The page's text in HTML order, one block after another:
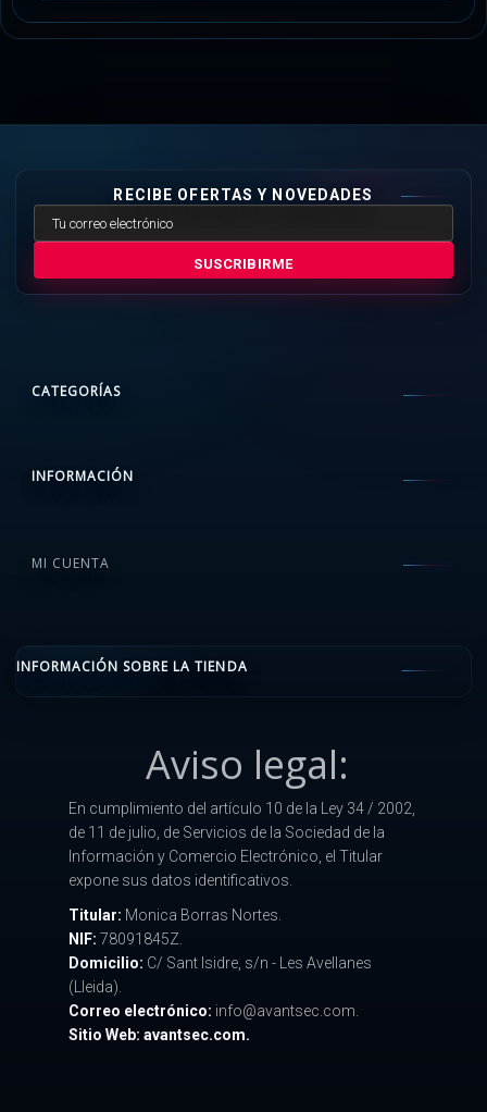
RECIBE OFERTAS Y NOVEDADES
SUSCRIBIRME
CATEGORÍAS
INFORMACIÓN
MI CUENTA
INFORMACIÓN SOBRE LA TIENDA
Aviso legal:
En cumplimiento del artículo 10 de la Ley 34 / 2002,
de 11 de julio, de Servicios de la Sociedad de la
Información y Comercio Electrónico, el Titular
expone sus datos identificativos.
Titular: Monica Borras Nortes.
NIF: 78091845Z.
Domicilio: C/ Sant Isidre, s/n - Les Avellanes
(Lleida).
Correo electrónico: info@avantsec.com.
Sitio Web: avantsec.com.